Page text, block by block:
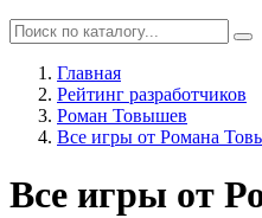
Главная
Рейтинг разработчиков
Роман Товышев
Все игры от Романа
Все игры от